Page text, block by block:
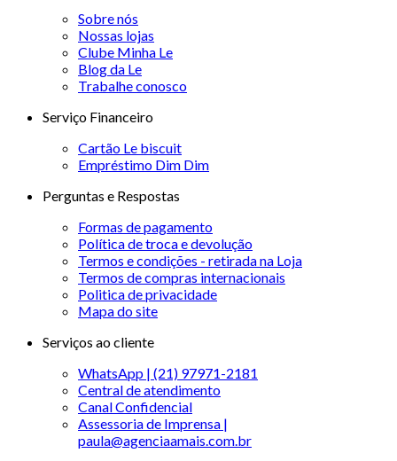
Sobre nós
Nossas lojas
Clube Minha Le
Blog da Le
Trabalhe conosco
Serviço Financeiro
Cartão Le biscuit
Empréstimo Dim Dim
Perguntas e Respostas
Formas de pagamento
Política de troca e devolução
Termos e condições - retirada na Loja
Termos de compras internacionais
Politica de privacidade
Mapa do site
Serviços ao cliente
WhatsApp | (21) 97971-2181
Central de atendimento
Canal Confidencial
Assessoria de Imprensa |
paula@agenciaamais.com.br